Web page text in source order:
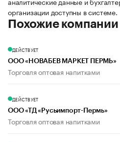
организации доступны в системе.
Похожие компании
ДЕЙСТВУЕТ
ООО «НОВАБЕВ МАРКЕТ ПЕРМЬ»
Торговля оптовая напитками
ДЕЙСТВУЕТ
ООО «ТД «Русьимпорт-Пермь»
Торговля оптовая напитками